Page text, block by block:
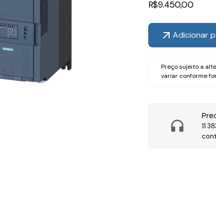
R$9.450,00
Adicionar
Preço sujeito a
variar conforme
11